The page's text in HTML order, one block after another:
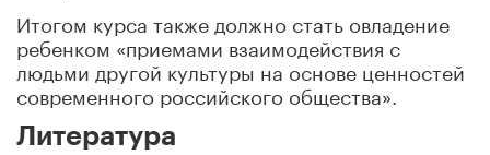
Итогом курса также должно стать овладение
ребенком «приемами взаимодействия с
людьми другой культуры на основе ценностей
современного российского общества».
Литература